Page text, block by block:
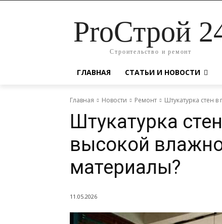
ProСтрой
Строительство и ремонт
ГЛАВНАЯ СТАТЬИ И НОВОСТИ
Главная Новости Ремонт Штукатурка стен
Штукатурка
высокой
материалы?
11.05.2026